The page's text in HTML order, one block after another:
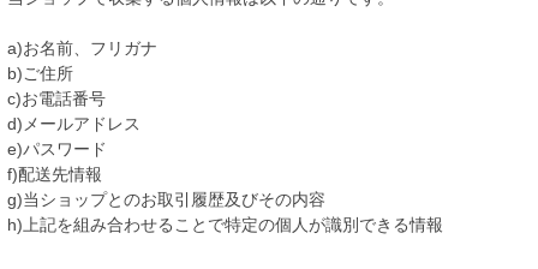
a)お名前、フリガナ
b)ご住所
c)お電話番号
d)メールアドレス
e)パスワード
f)配送先情報
g)当ショップとのお取引履歴及びその内容
h)上記を組み合わせることで特定の個人が識別できる情報